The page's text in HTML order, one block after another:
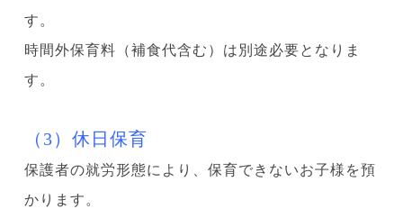
す。
時間外保育料（補食代含む）は別途必要となりま
す。
（3）休日保育
保護者の就労形態により、保育できないお子様を預
かります。